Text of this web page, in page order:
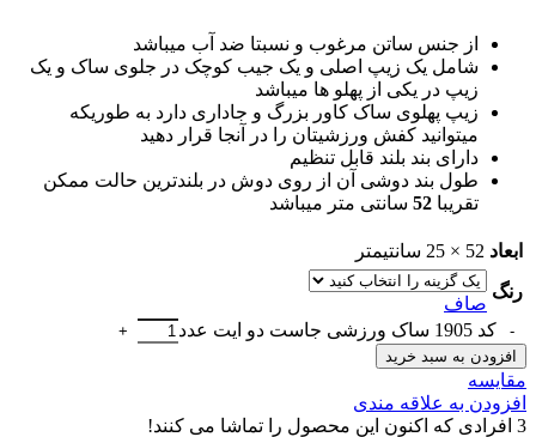
از جنس ساتن مرغوب و نسبتا ضد آب میباشد
شامل یک زیپ اصلی و یک جیب کوچک در جلوی ساک و یک
زیپ در یکی از پهلو ها میباشد
زیپ پهلوی ساک کاور بزرگ و جاداری دارد به طوریکه
میتوانید کفش ورزشیتان را در آنجا قرار دهید
دارای بند بلند قابل تنظیم
طول بند دوشی آن از روی دوش در بلندترین حالت ممکن
تقریبا 52 سانتی متر میباشد
ابعاد 52 × 25 سانتیمتر
رنگ
صاف
کد 1905 ساک ورزشی جاست دو ایت عدد
افزودن به سبد خرید
مقايسه
افزودن به علاقه مندی
3 افرادی که اکنون این محصول را تماشا می کنند!